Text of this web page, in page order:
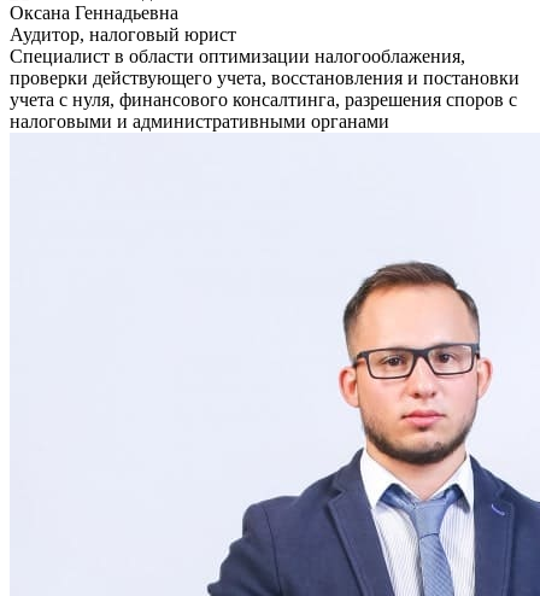
Оксана Геннадьевна
Аудитор, налоговый юрист
Специалист в области оптимизации налогооблажения,
проверки действующего учета, восстановления и постановки
учета с нуля, финансового консалтинга, разрешения споров с
налоговыми и административными органами